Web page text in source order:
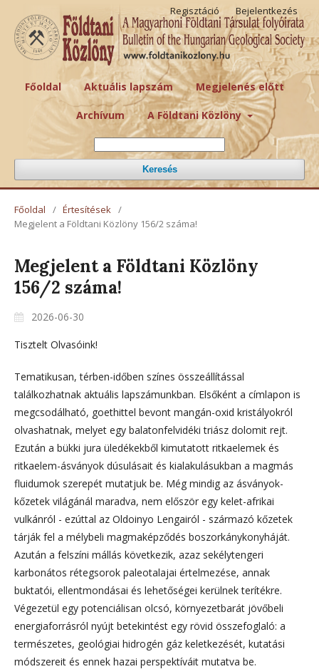
Főoldal Aktuális lapszám Megjelenés előtt
Archívum A Földtani Közlöny
Keresés
Regisztáció Bejelentkezés
Főoldal / Értesítések /
Megjelent a Földtani Közlöny 156/2 száma!
Megjelent a Földtani Közlöny
156/2 száma!
2026-06-30
Tisztelt Olvasóink!
Tematikusan, térben-időben színes összeállítással
találkozhatnak aktuális lapszámunkban. Elsőként a címlapon is
megcsodálható, goethittel bevont mangán-oxid kristályokról
olvashatnak, melyet egy balatonfelvidéki triász dolomit rejt.
Ezután a bükki jura üledékekből kimutatott ritkaelemek és
ritkaelem-ásványok dúsulásait és kialakulásukban a magmás
fluidumok szerepét mutatjuk be. Még mindig az ásványok-
kőzetek világánál maradva, nem először egy kelet-afrikai
vulkánról - ezúttal az Oldoinyo Lengairól - származó kőzetek
tárják fel a mélybeli magmaképződés boszorkánykonyháját.
Azután a felszíni mállás következik, azaz sekélytengeri
karbonátos rétegsorok paleotalajai értelmezése, annak
buktatói, ellentmondásai és lehetőségei kerülnek terítékre.
Végezetül egy potenciálisan olcsó, környezetbarát jövőbeli
energiaforrásról nyújt betekintést egy rövid összefoglaló: a
természetes, geológiai hidrogén gáz keletkezését, kutatási
módszereit és ennek hazai perspektíváit mutatva be.